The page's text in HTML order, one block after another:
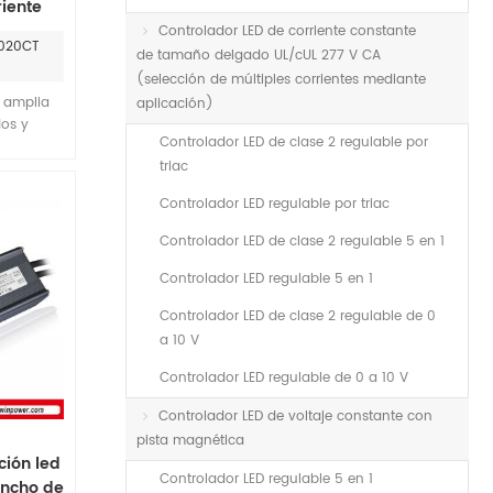
Controlador LED de corriente constante
de tamaño delgado UL/cUL 277 V CA
(selección de múltiples corrientes mediante
aplicación)
Controlador LED de clase 2 regulable por
triac
Controlador LED regulable por triac
Controlador LED de clase 2 regulable 5 en 1
Controlador LED regulable 5 en 1
Controlador LED de clase 2 regulable de 0
a 10 V
Controlador LED regulable de 0 a 10 V
Controlador LED de voltaje constante con
pista magnética
Controlador LED regulable 5 en 1
y
esta
para la
la
led